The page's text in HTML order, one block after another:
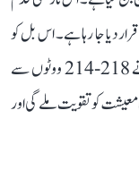
دیا جا رہا ہے۔ اس بل کو
ایک روز قبل ریپبلکن کنٹرول والے ایوان نمائندگان نے 218-214 ووٹوں سے
کو تقویت ملے گی اور